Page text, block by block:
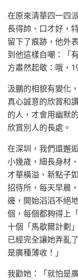
在原來清華四一四
長得帥、口才好，
留下了痕跡，他外
到他這樣自嘲：「
方肅然起敬：哦，
汲鵬的相貌有變化
真心誠意的欣賞和
的人，才會用幽默
欣賞別人的長處。
在深圳，我們還邂
小幾歲，細長身材
才華橫溢、新點子
招待所，每天早晨
邊，開始滔滔不絕
個，每個都夠得上
十個「馬歇爾計劃
已經完全讓她弄亂
是廣種薄收！」
我勸她：「就怕是